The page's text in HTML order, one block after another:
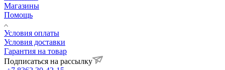
Магазины
Помощь
Условия оплаты
Условия доставки
Гарантия на товар
Подписаться на рассылку